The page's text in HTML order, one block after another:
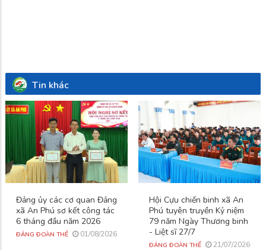
Tin khác
Đảng ủy các cơ quan Đảng
xã An Phú sơ kết công tác
6 tháng đầu năm 2026
ĐẢNG ĐOÀN THỂ 01/08/2026
Hội Cựu chiến binh xã An
Phú tuyên truyền Kỷ niệm
79 năm Ngày Thương binh
- Liệt sĩ 27/7
ĐẢNG ĐOÀN THỂ 21/07/2026